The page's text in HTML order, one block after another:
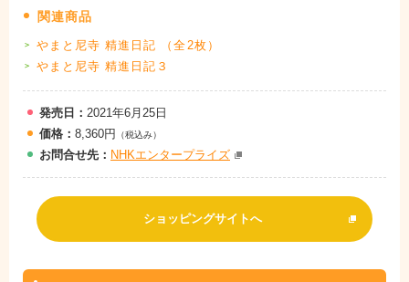
関連商品
やまと尼寺 精進日記 （全2枚）
やまと尼寺 精進日記３
発売日： 2021年6月25日
価格： 8,360円 （税込み）
お問合せ先： NHKエンタープライズ
ショッピングサイトへ